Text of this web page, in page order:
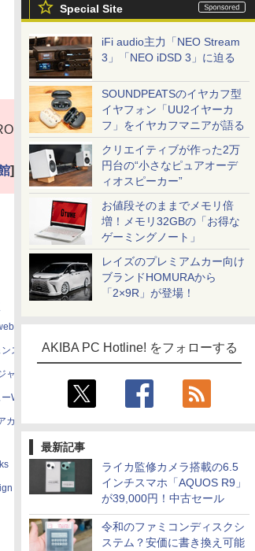
Special Site
iFi audio主力「NEO Stream
3」「NEO iDSD 3」に迫る
SOUNDPEATSのイヤカフ型
イヤフォン「UU2イヤーカ
フ」をイヤカフマニアが語る
クリエイティブが作った2万
円台の“小さなピュアオーデ
ィオスピーカー”
お値段そのままでメモリ倍
増！メモリ32GBの「お得な
ゲーミングノート」
レイズのプレミアムカー向け
ブランドHOMURAから
「2×9R」が登場！
AKIBA PC Hotline! をフォローする
最新記事
ライカ監修カメラ搭載の6.5
インチスマホ「AQUOS R9」
が39,000円！中古セール
令和のファミコンディスクシ
ステム？安価に書き換え可能
]
スニュース
ャーナル
Web
カデミー
Interactive
Comic curea
PUBFUN
IPGネットワーク
TシャツPOD pTa.shop
カスタム写真集POD fabli
tion